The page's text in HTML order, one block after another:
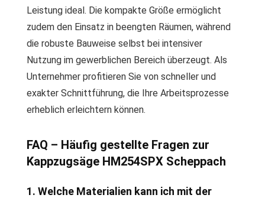
Leistung ideal. Die kompakte Größe ermöglicht
zudem den Einsatz in beengten Räumen, während
die robuste Bauweise selbst bei intensiver
Nutzung im gewerblichen Bereich überzeugt. Als
Unternehmer profitieren Sie von schneller und
exakter Schnittführung, die Ihre Arbeitsprozesse
erheblich erleichtern können.
FAQ – Häufig gestellte Fragen zur
Kappzugsäge HM254SPX Scheppach
1. Welche Materialien kann ich mit der